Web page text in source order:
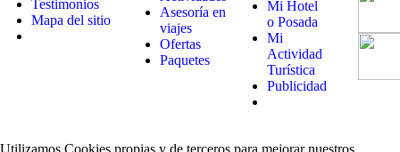
Testimonios
Mapa del sitio
Asesoría en
viajes
Ofertas
Paquetes
Mi Hotel
o Posada
Mi
Actividad
Turística
Publicidad
Utilizamos Cookies propias y de terceros para mejorar nuestros